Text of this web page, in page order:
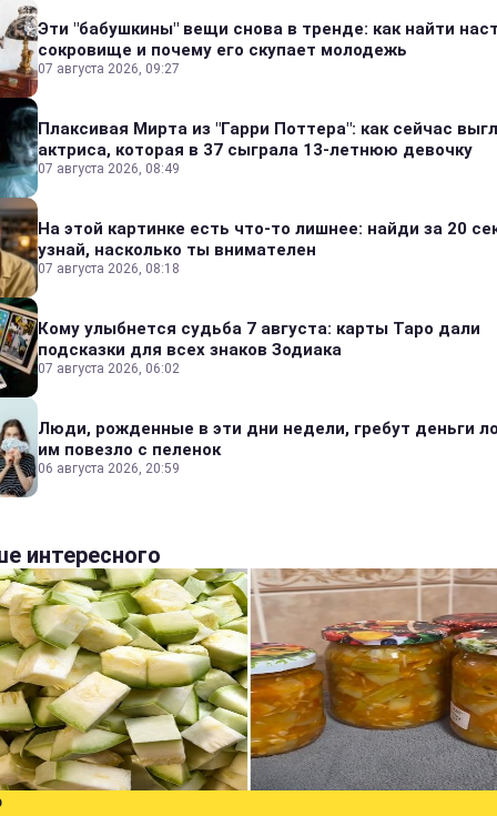
Эти "бабушкины" вещи снова в тренде: как найти
сокровище и почему его скупает молодежь
07 августа 2026, 09:27
Плаксивая Мирта из "Гарри Поттера": как сейчас
актриса, которая в 37 сыграла 13-летнюю девочку
07 августа 2026, 08:49
На этой картинке есть что-то лишнее: найди за 20
узнай, насколько ты внимателен
07 августа 2026, 08:18
Кому улыбнется судьба 7 августа: карты Таро дали
подсказки для всех знаков Зодиака
07 августа 2026, 06:02
Люди, рожденные в эти дни недели, гребут деньги
им повезло с пеленок
06 августа 2026, 20:59
интересного